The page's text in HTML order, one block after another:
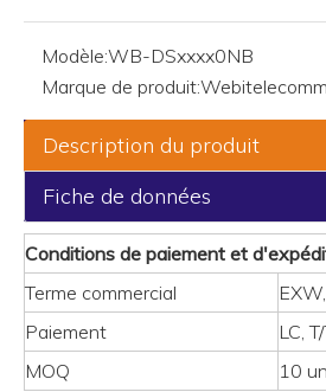
Modèle:WB-DSxxxx0NB
Marque de produit:
Description du produit
Fiche de données
Conditions de paiement et
Terme commercial
Paiement
LC,
MOQ
10